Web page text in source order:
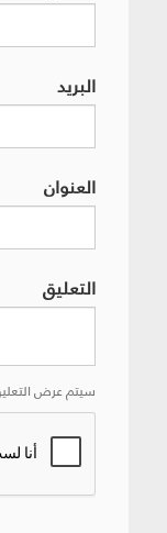
البريد
العنوان
التعليق
سيتم عرض